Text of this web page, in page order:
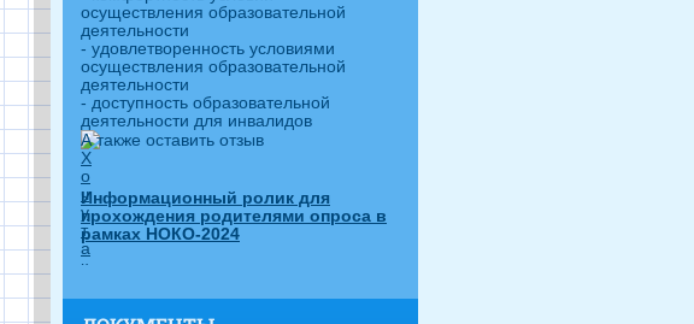
осуществления образовательной
деятельности
- удовлетворенность условиями
осуществления образовательной
деятельности
- доступность образовательной
деятельности для инвалидов
А также оставить отзыв
Информационный ролик для
прохождения родителями опроса в
рамках НОКО-2024